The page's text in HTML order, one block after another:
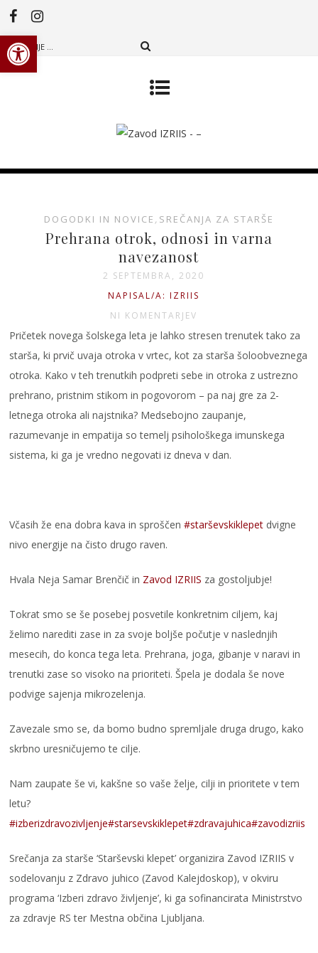
Open toolbar
DOGODKI IN NOVICE , SREČANJA ZA STARŠE
Prehrana otrok, odnosi in varna
navezanost
2 SEPTEMBRA, 2020
NAPISAL/A: IZRIIS
NI KOMENTARJEV
Pričetek novega šolskega leta je lahko stresen trenutek tako za
starša, ki prvič uvaja otroka v vrtec, kot za starša šoloobveznega
otroka. Kako v teh trenutkih podpreti sebe in otroka z ustrezno
prehrano, pristnim stikom in pogovorom – pa naj gre za 2-
letnega otroka ali najstnika? Medsebojno zaupanje,
razumevanje in empatija so temelj psihološkega imunskega
sistema, ki ga je vredno negovati iz dneva v dan.
Včasih že ena dobra kava in sproščen#starševskiklepet dvigne
nivo energije na čisto drugo raven.
Hvala Neja Samar Brenčič in Zavod IZRIIS za gostoljubje!
Tokrat smo se še posebej posvetile konkretnim ciljem, kaj
želimo narediti zase in za svoje boljše počutje v naslednjih
mesecih, do konca tega leta. Prehrana, joga, gibanje v naravi in
trenutki zase so visoko na prioriteti. Špela je dodala še nove
podvige sajenja mikrozelenja.
Zavezale smo se, da bomo budno spremljale druga drugo, kako
skrbno uresničujemo te cilje.
Nam zaupate še vi, kakšne so vaše želje, cilji in prioritete v tem
letu?
#izberizdravozivljenje#starsevskiklepet#zdravajuhica#zavodizriis
Srečanja za starše ‘Starševski klepet’ organizira Zavod IZRIIS v
sodelovanju z Zdravo juhico (Zavod Kalejdoskop), v okviru
programa ‘Izberi zdravo življenje’, ki ga sofinancirata Ministrstvo
za zdravje RS ter Mestna občina Ljubljana.